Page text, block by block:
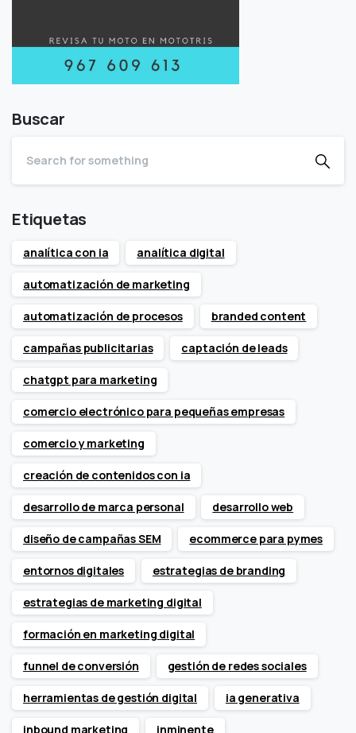
Buscar
Etiquetas
analítica con ia analítica digital
automatización de marketing
automatización de procesos branded content
campañas publicitarias captación de leads
chatgpt para marketing
comercio electrónico para pequeñas empresas
comercio y marketing
creación de contenidos con ia
desarrollo de marca personal desarrollo web
diseño de campañas SEM ecommerce para pymes
entornos digitales estrategias de branding
estrategias de marketing digital
formación en marketing digital
funnel de conversión gestión de redes sociales
herramientas de gestión digital ia generativa
inbound marketing inminente